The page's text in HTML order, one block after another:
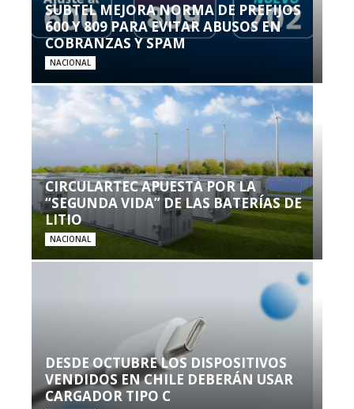
SUBTEL MEJORA NORMA DE PREFIJOS
600 Y 809 PARA EVITAR ABUSOS EN
COBRANZAS Y SPAM
NACIONAL
CIRCULARTEC APUESTA POR LA
“SEGUNDA VIDA” DE LAS BATERÍAS DE
LITIO
NACIONAL
DESDE OCTUBRE LOS DISPOSITIVOS
VENDIDOS EN CHILE DEBERÁN USAR
CARGADOR TIPO C